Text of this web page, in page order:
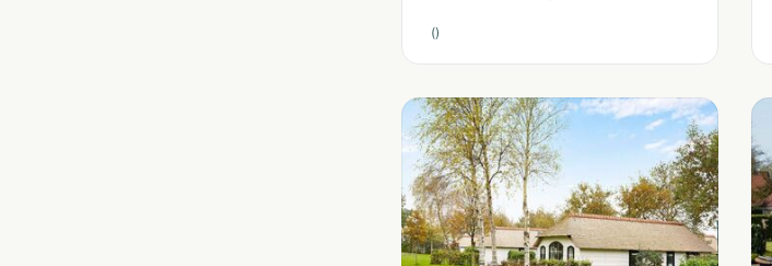
()